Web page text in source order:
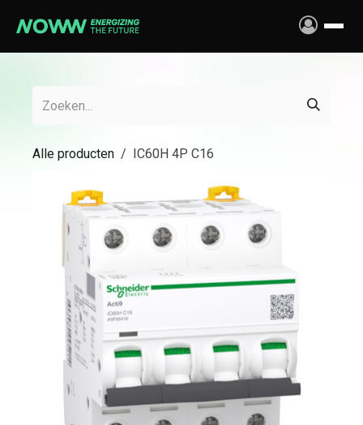
Alle producten IC60H 4P C16